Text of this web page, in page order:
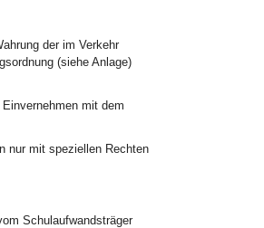
der im Verkehr
(siehe Anlage)
mit dem
nur mit speziellen Rechten
Schulaufwandsträger